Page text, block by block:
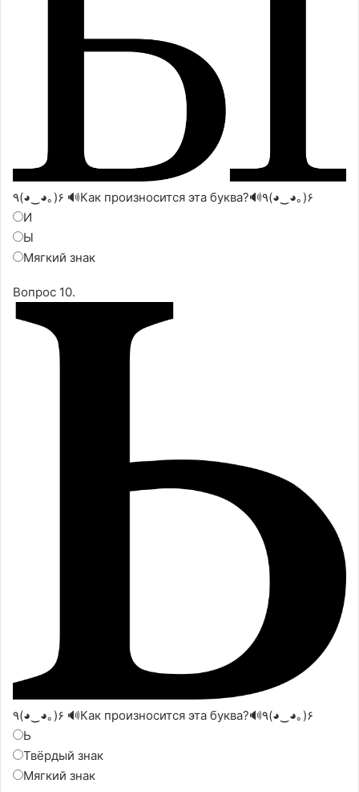
٩(◕‿◕｡)۶ 🔊Как произносится эта буква?🔊٩(◕‿◕｡)۶
И
Ы
Мягкий знак
Вопрос 10.
٩(◕‿◕｡)۶ 🔊Как произносится эта буква?🔊٩(◕‿◕｡)۶
Ь
Твёрдый знак
Мягкий знак